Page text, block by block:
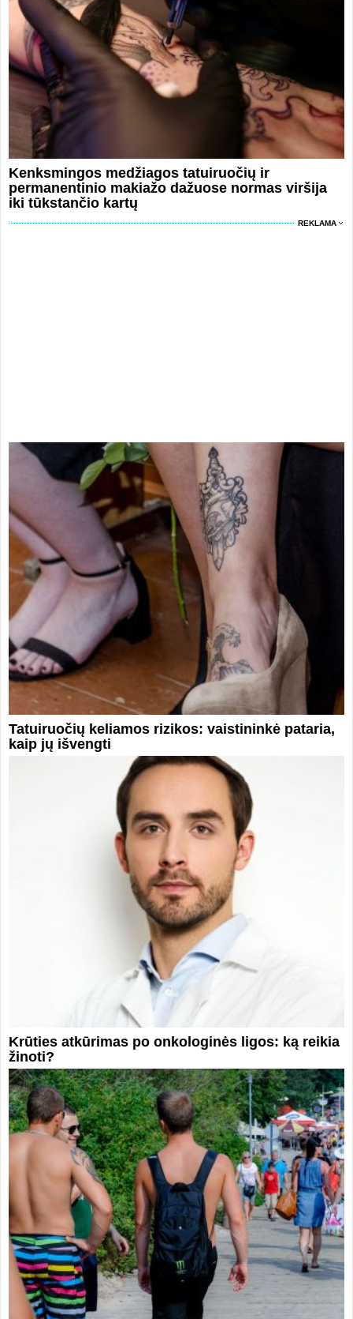
Kenksmingos medžiagos tatuiruočių ir
permanentinio makiažo dažuose normas viršija
iki tūkstančio kartų
REKLAMA
Tatuiruočių keliamos rizikos: vaistininkė pataria,
kaip jų išvengti
Krūties atkūrimas po onkologinės ligos: ką reikia
žinoti?